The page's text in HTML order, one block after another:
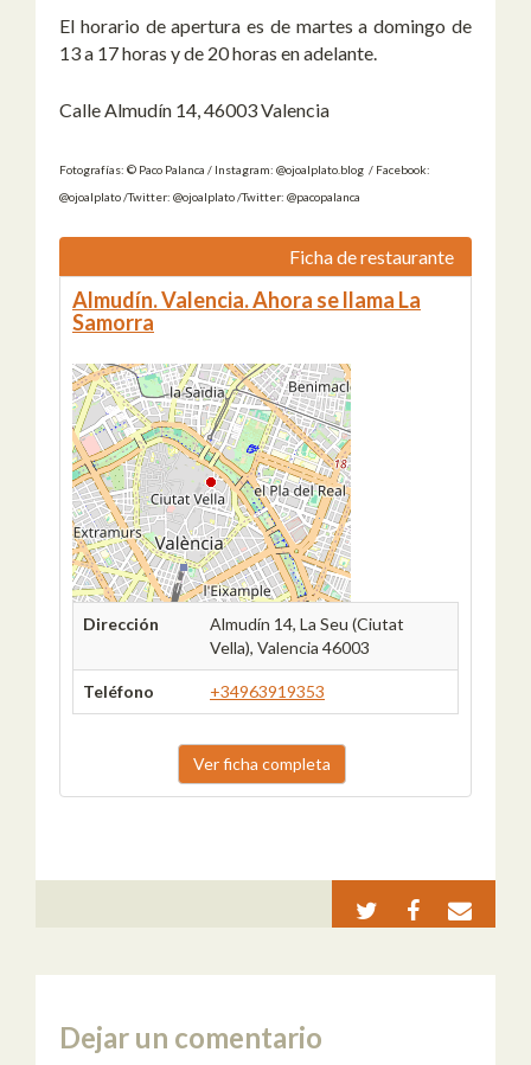
El horario de apertura es de martes a domingo de
13 a 17 horas y de 20 horas en adelante.
Calle Almudín 14, 46003 Valencia
Fotografías: © Paco Palanca / Instagram: @ojoalplato.blog / Facebook:
@ojoalplato /Twitter: @ojoalplato /Twitter: @pacopalanca
Ficha de restaurante
Almudín. Valencia. Ahora se llama La
Samorra
Dirección
Almudín 14, La Seu (Ciutat
Vella), Valencia 46003
Teléfono +34963919353
Ver ficha completa
Dejar un comentario